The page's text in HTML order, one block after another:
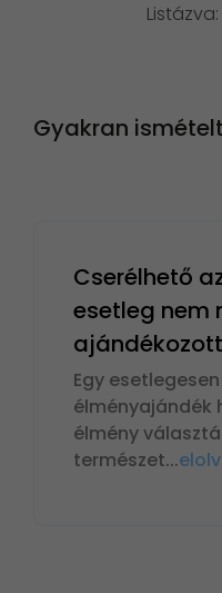
Gyakran
Cserélhető
esetleg nem
Egy
élményajándék
élmény
természet...